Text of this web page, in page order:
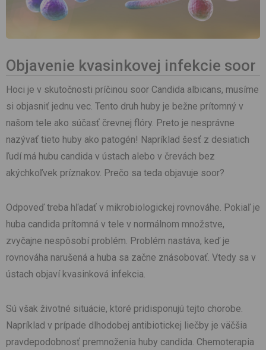
Objavenie kvasinkovej infekcie soor
Hoci je v skutočnosti príčinou soor Candida albicans, musíme
si objasniť jednu vec. Tento druh huby je bežne prítomný v
našom tele ako súčasť črevnej flóry. Preto je nesprávne
nazývať tieto huby ako patogén! Napríklad šesť z desiatich
ľudí má hubu candida v ústach alebo v črevách bez
akýchkoľvek príznakov. Prečo sa teda objavuje soor?
Odpoveď treba hľadať v mikrobiologickej rovnováhe. Pokiaľ je
huba candida prítomná v tele v normálnom množstve,
zvyčajne nespôsobí problém. Problém nastáva, keď je
rovnováha narušená a huba sa začne znásobovať. Vtedy sa v
ústach objaví kvasinková infekcia.
Sú však životné situácie, ktoré pridisponujú tejto chorobe.
Napríklad v prípade dlhodobej antibiotickej liečby je väčšia
pravdepodobnosť premnoženia huby candida. Chemoterapia